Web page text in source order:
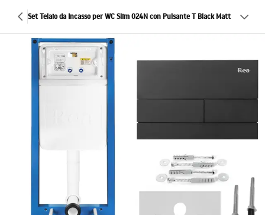
Set Telaio da Incasso per WC Slim 024N con Pulsante T Black Matt